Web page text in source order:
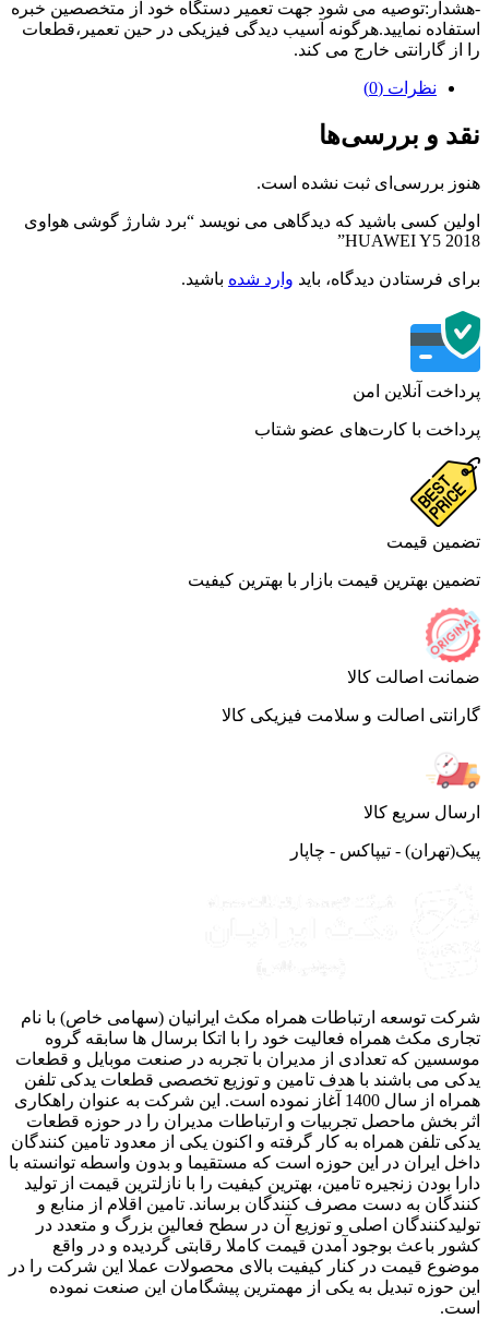
می شود جهت تعمیر دستگاه خود از متخصصین خبره
نمایید.هرگونه آسیب دیدگی فیزیکی در حین تعمیر،قطعات
گارانتی خارج می کند.
نظرات (0)
و بررسی‌ها
بررسی‌ای ثبت نشده است.
کسی باشید که دیدگاهی می نویسد “برد شارژ گوشی هواوی
HUAWEI Y5
فرستادن دیدگاه، باید وارد شدهباشید.
آنلاین امن
با کارت‌های عضو شتاب
قیمت
بهترین قیمت بازار با بهترین کیفیت
اصالت کالا
اصالت و سلامت فیزیکی کالا
سریع کالا
- تیپاکس - چاپار
توسعه ارتباطات همراه مکث ایرانیان (سهامی خاص) با نام
مکث همراه فعالیت خود را با اتکا برسال ها سابقه گروه
که تعدادی از مدیران با تجربه در صنعت موبایل و قطعات
می باشند با هدف تامین و توزیع تخصصی قطعات یدکی تلفن
همراه از سال 1400 آغاز نموده است. این شرکت به عنوان راهکاری
بخش ماحصل تجربیات و ارتباطات مدیران را در حوزه قطعات
تلفن همراه به کار گرفته و اکنون یکی از معدود تامین کنندگان
ایران در این حوزه است که مستقیما و بدون واسطه توانسته با
بودن زنجیره تامین، بهترین کیفیت را با نازلترین قیمت از تولید
به دست مصرف کنندگان برساند. تامین اقلام از منابع و
اصلی و توزیع آن در سطح فعالین بزرگ و متعدد در
باعث بوجود آمدن قیمت کاملا رقابتی گردیده و در واقع
قیمت در کنار کیفیت بالای محصولات عملا این شرکت را در
حوزه تبدیل به یکی از مهمترین پیشگامان این صنعت نموده